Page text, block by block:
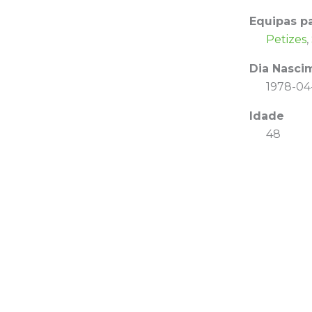
Equipas
Petizes,
Dia
1978-
Idade
48